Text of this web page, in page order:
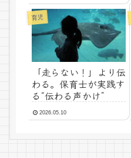
育児
「走らない！」より伝
わる。保育士が実践す
る“伝わる声かけ”
2026.05.10